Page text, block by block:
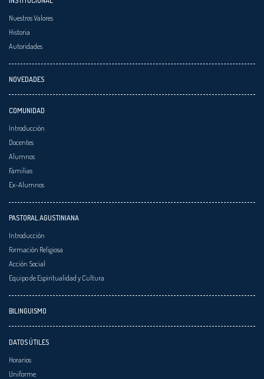
Nuestros Valores
Historia
Autoridades
NOVEDADES
COMUNIDAD
Introducción
Docentes
Alumnos
Familias
Ex-Alumnos
PASTORAL AGUSTINIANA
Introducción
Formación Religiosa
Acción Social
Equipo de Espiritualidad y Cultura
BILINGUISMO
DATOS ÚTILES
Horarios
Uniforme